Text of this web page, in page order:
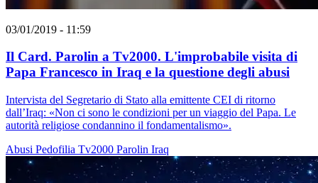
03/01/2019 - 11:59
Il Card. Parolin a Tv2000. L'improbabile visita di
Papa Francesco in Iraq e la questione degli abusi
Intervista del Segretario di Stato alla emittente CEI di ritorno
dall’Iraq: «Non ci sono le condizioni per un viaggio del Papa. Le
autorità religiose condannino il fondamentalismo».
Abusi Pedofilia Tv2000 Parolin Iraq